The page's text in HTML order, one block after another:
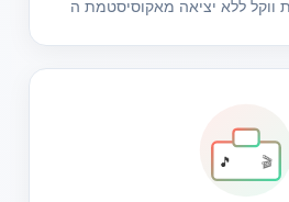
🎵 🎬